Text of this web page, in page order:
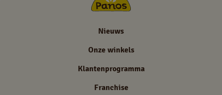
Nieuws
Onze winkels
Klantenprogramma
Franchise